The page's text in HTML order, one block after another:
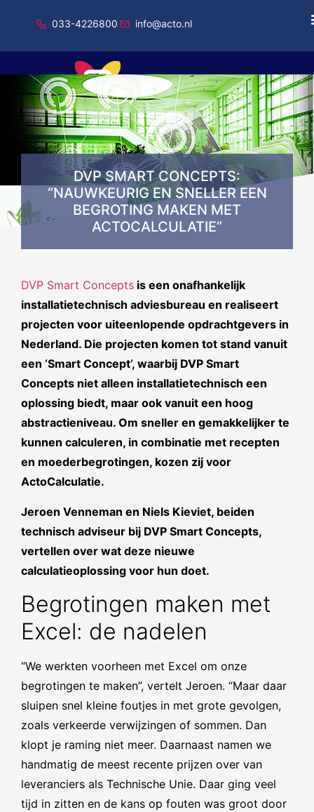
033-4226800 info@acto.nl
Onderdeel van Total Specific Solutions
DVP SMART CONCEPTS:
“NAUWKEURIG EN SNELLER EEN
BEGROTING MAKEN MET
ACTOCALCULATIE”
DVP Smart Concepts is een onafhankelijk
installatietechnisch adviesbureau en realiseert
projecten voor uiteenlopende opdrachtgevers in
Nederland. Die projecten komen tot stand vanuit
een ‘Smart Concept’, waarbij DVP Smart
Concepts niet alleen installatietechnisch een
oplossing biedt, maar ook vanuit een hoog
abstractieniveau. Om sneller en gemakkelijker te
kunnen calculeren, in combinatie met recepten
en moederbegrotingen, kozen zij voor
ActoCalculatie.
Jeroen Venneman en Niels Kieviet, beiden
technisch adviseur bij DVP Smart Concepts,
vertellen over wat deze nieuwe
calculatieoplossing voor hun doet.
Begrotingen maken met
Excel: de nadelen
“We werkten voorheen met Excel om onze
begrotingen te maken”, vertelt Jeroen. “Maar daar
sluipen snel kleine foutjes in met grote gevolgen,
zoals verkeerde verwijzingen of sommen. Dan
klopt je raming niet meer. Daarnaast namen we
handmatig de meest recente prijzen over van
leveranciers als Technische Unie. Daar ging veel
tijd in zitten en de kans op fouten was groot door